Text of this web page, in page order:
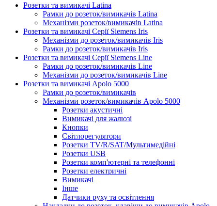
Розетки та вимикачі Latina
Рамки до розеток/вимикачів Latina
Механізми розеток/вимикачів Latina
Розетки та вимикачі Серії Siemens Iris
Механізми до розеток/вимикачів Iris
Рамки до розеток/вимикачів Iris
Розетки та вимикачі Серії Siemens Line
Рамки до розеток/вимикачів Line
Механізми до розеток/вимикачів Line
Розетки та вимикачі Apolo 5000
Рамки до розеток/вимикачів
Механізми розеток/вимикачів Apolo 5000
Розетки акустичні
Вимикачі для жалюзі
Кнопки
Світлорегулятори
Розетки TV/R/SAT/Мультимедійні
Розетки USB
Розетки комп'ютерні та телефонні
Розетки електричні
Вимикачі
Інше
Датчики руху та освітлення